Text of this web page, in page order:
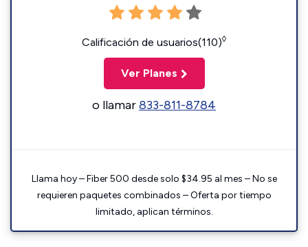
Calificación de usuarios(110)◊
Ver Planes
o llamar833-811-8784
Llama hoy – Fiber 500 desde solo $34.95 al mes – No se
requieren paquetes combinados – Oferta por tiempo
limitado, aplican términos.